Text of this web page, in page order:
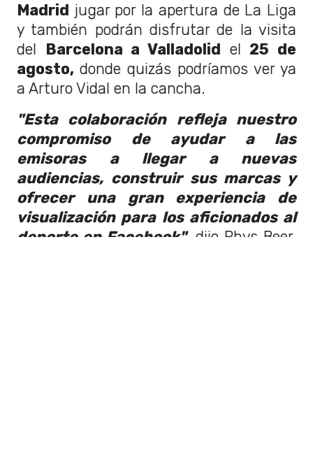
Madrid jugar por la apertura de La Liga
y también podrán disfrutar de la visita
del Barcelona a Valladolid el 25 de
agosto, donde quizás podríamos ver ya
a Arturo Vidal en la cancha.
"Esta colaboración refleja nuestro
compromiso de ayudar a las
emisoras a llegar a nuevas
audiencias, construir sus marcas y
ofrecer una gran experiencia de
visualización para los aficionados al
deporte en Facebook", dijo Rhys Beer,